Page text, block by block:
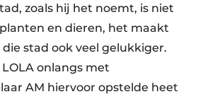
zoals hij het noemt, is niet
en dieren, het maakt
stad ook veel gelukkiger.
onlangs met
AM hiervoor opstelde heet